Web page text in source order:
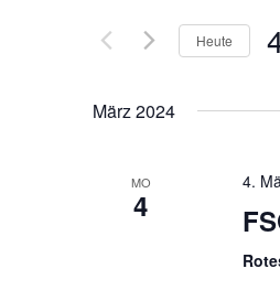
Heute
März 2024
MO
4
4.